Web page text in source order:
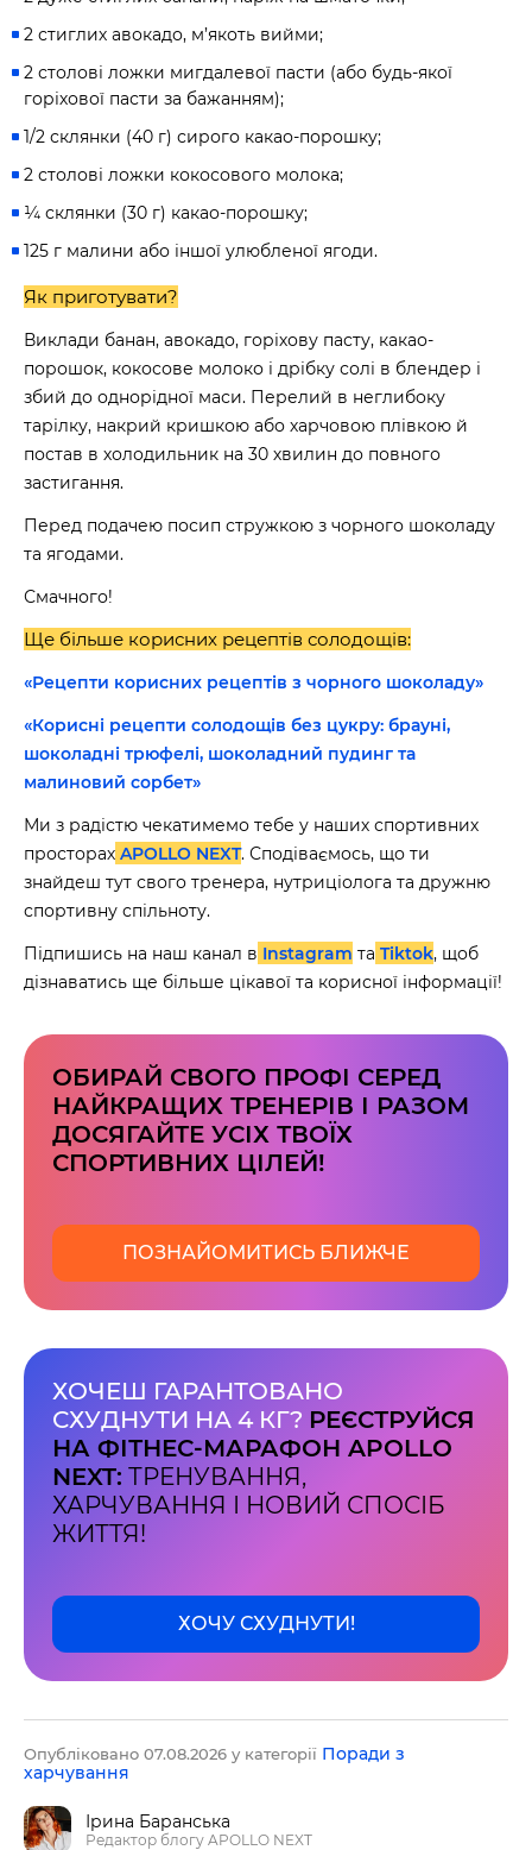
2 стиглих авокадо, м’якоть вийми;
2 столові ложки мигдалевої пасти (або будь-якої
горіхової пасти за бажанням);
1/2 склянки (40 г) сирого какао-порошку;
2 столові ложки кокосового молока;
¼ склянки (30 г) какао-порошку;
125 г малини або іншої улюбленої ягоди.
Як приготувати?
Виклади банан, авокадо, горіхову пасту, какао-
порошок, кокосове молоко і дрібку солі в блендер і
збий до однорідної маси. Перелий в неглибоку
тарілку, накрий кришкою або харчовою плівкою й
постав в холодильник на 30 хвилин до повного
застигання.
Перед подачею посип стружкою з чорного шоколаду
та ягодами.
Смачного!
Ще більше корисних рецептів солодощів:
«Рецепти корисних рецептів з чорного шоколаду»
«Корисні рецепти солодощів без цукру: брауні,
шоколадні трюфелі, шоколадний пудинг та
малиновий сорбет»
Ми з радістю чекатимемо тебе у наших спортивних
просторах APOLLO NEXT. Сподіваємось, що ти
знайдеш тут свого тренера, нутриціолога та дружню
спортивну спільноту.
Підпишись на наш канал в Instagram та Tiktok, щоб
дізнаватись ще більше цікавої та корисної інформації!
ОБИРАЙ СВОГО ПРОФІ СЕРЕД
НАЙКРАЩИХ ТРЕНЕРІВ І РАЗОМ
ДОСЯГАЙТЕ УСІХ ТВОЇХ
СПОРТИВНИХ ЦІЛЕЙ!
ПОЗНАЙОМИТИСЬ БЛИЖЧЕ
ХОЧЕШ ГАРАНТОВАНО
СХУДНУТИ НА 4 КГ? РЕЄСТРУЙСЯ
НА ФІТНЕС-МАРАФОН APOLLO
NEXT: ТРЕНУВАННЯ,
ХАРЧУВАННЯ І НОВИЙ СПОСІБ
ЖИТТЯ!
ХОЧУ СХУДНУТИ!
Опубліковано 07.08.2026 у категорії Поради з
харчування
Ірина Баранська
Редактор блогу APOLLO NEXT